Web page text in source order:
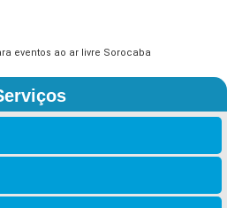
eventos ao ar livre Sorocaba